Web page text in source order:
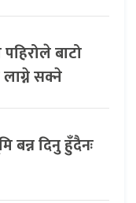
बाटो
सक्ने
बन्न दिनु हुँदैनः